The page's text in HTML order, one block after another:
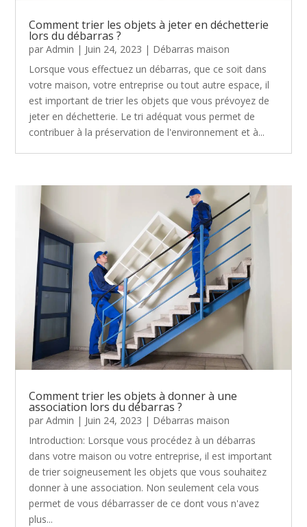
Comment trier les objets à jeter en déchetterie
lors du débarras ?
parAdmin | Juin 24, 2023 | Débarras maison
Lorsque vous effectuez un débarras, que ce soit dans
votre maison, votre entreprise ou tout autre espace, il
est important de trier les objets que vous prévoyez de
jeter en déchetterie. Le tri adéquat vous permet de
contribuer à la préservation de l'environnement et à...
Comment trier les objets à donner à une
association lors du débarras ?
parAdmin | Juin 24, 2023 | Débarras maison
Introduction: Lorsque vous procédez à un débarras
dans votre maison ou votre entreprise, il est important
de trier soigneusement les objets que vous souhaitez
donner à une association. Non seulement cela vous
permet de vous débarrasser de ce dont vous n'avez
plus...